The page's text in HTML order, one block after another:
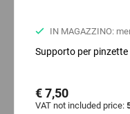
IN MAGAZZINO:
Supporto per pinzette
€ 7,50
VAT not included price: